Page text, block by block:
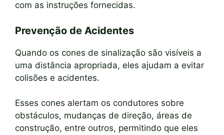
com as instruções fornecidas.
Prevenção de Acidentes
Quando os cones de sinalização são visíveis a
uma distância apropriada, eles ajudam a evitar
colisões e acidentes.
Esses cones alertam os condutores sobre
obstáculos, mudanças de direção, áreas de
construção, entre outros, permitindo que eles